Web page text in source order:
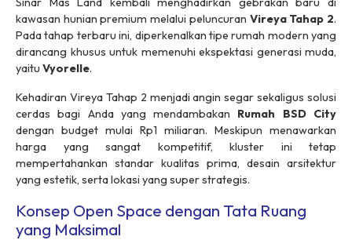
kawasan hunian premium melalui peluncuran Vireya Tahap 2.
Pada tahap terbaru ini, diperkenalkan tipe rumah modern yang
dirancang khusus untuk memenuhi ekspektasi generasi muda,
yaitu Vyorelle.
Kehadiran Vireya Tahap 2 menjadi angin segar sekaligus solusi
cerdas bagi Anda yang mendambakan Rumah BSD City
dengan budget mulai Rp1 miliaran. Meskipun menawarkan
harga yang sangat kompetitif, kluster ini tetap
mempertahankan standar kualitas prima, desain arsitektur
yang estetik, serta lokasi yang super strategis.
Konsep Open Space dengan Tata Ruang
yang Maksimal